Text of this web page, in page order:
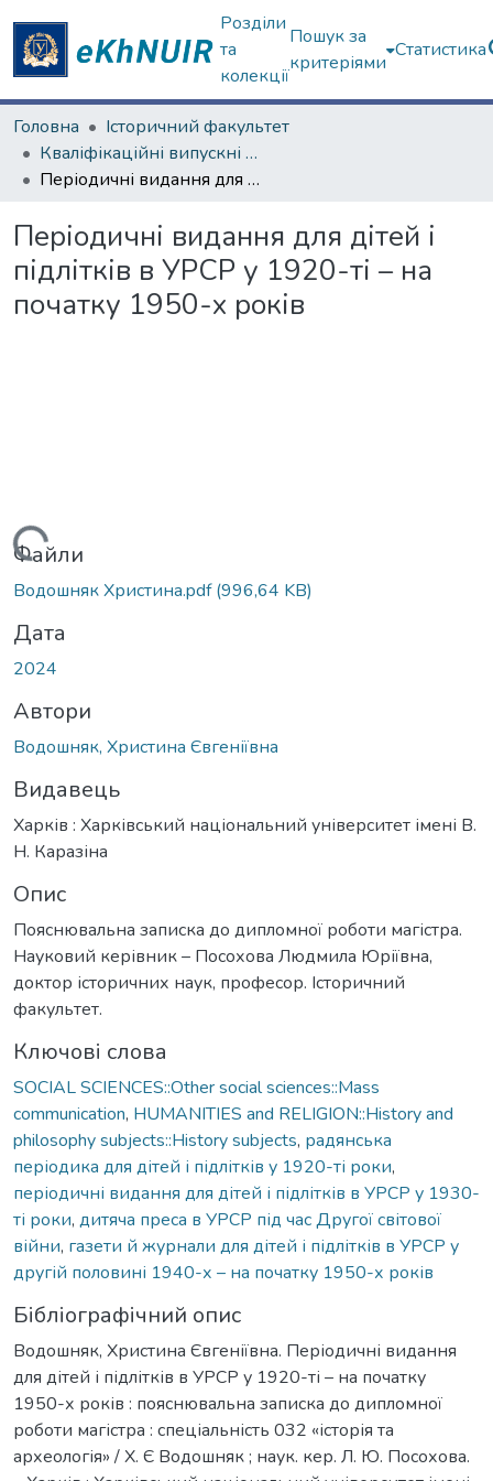
Розділи
та
колекції
Пошук за
критеріями
Статистика
Головна
Історичний факультет
Кваліфікаційні випускні роботи магістрів. Історичний факультет
Періодичні видання для дітей і підлітків в УРСР у 1920-ті – на початку 1950-х років
Періодичні видання для дітей і
підлітків в УРСР у 1920-ті – на
початку 1950-х років
Вантажиться...
Файли
Водошняк Христина.pdf(996,64 KB)
Дата
2024
Автори
Водошняк, Христина Євгеніївна
Видавець
Харків : Харківський національний університет імені В.
Н. Каразіна
Опис
Пояснювальна записка до дипломної роботи магістра.
Науковий керівник – Посохова Людмила Юріївна,
доктор історичних наук, професор. Історичний
факультет.
Ключові слова
SOCIAL SCIENCES::Other social sciences::Mass
communication, HUMANITIES and RELIGION::History and
philosophy subjects::History subjects, радянська
періодика для дітей і підлітків у 1920-ті роки,
періодичні видання для дітей і підлітків в УРСР у 1930-
ті роки, дитяча преса в УРСР під час Другої світової
війни, газети й журнали для дітей і підлітків в УРСР у
другій половині 1940-х – на початку 1950-х років
Бібліографічний опис
Водошняк, Христина Євгеніївна. Періодичні видання
для дітей і підлітків в УРСР у 1920-ті – на початку
1950-х років : пояснювальна записка до дипломної
роботи магістра : спеціальність 032 «історія та
археологія» / Х. Є Водошняк ; наук. кер. Л. Ю. Посохова.